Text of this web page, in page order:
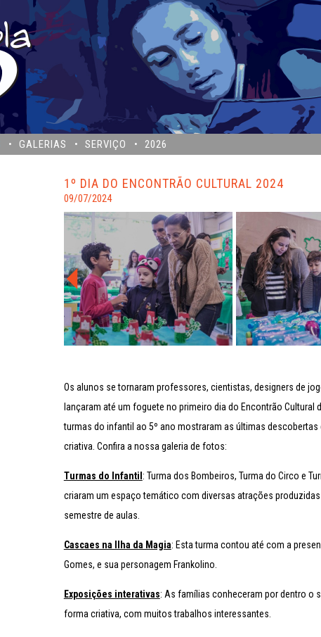
GALERIAS SERVIÇO 2026
1º DIA DO ENCONTRÃO CULTURAL 2024
09/07/2024
Os alunos se tornaram professores, cientistas, designers de
lançaram até um foguete no primeiro dia do Encontrão Cultural
turmas do infantil ao 5º ano mostraram as últimas descobertas
criativa. Confira a nossa galeria de fotos:
Turmas do Infantil : Turma dos Bombeiros, Turma do Circo e
criaram um espaço temático com diversas atrações
semestre de aulas.
Cascaes na Ilha da Magia: Esta turma contou até com a
Gomes, e sua personagem Frankolino.
Exposições interativas: As famílias conheceram por dentro o
forma criativa, com muitos trabalhos interessantes.